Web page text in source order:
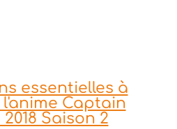
essentielles à
Captain
Saison 2